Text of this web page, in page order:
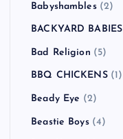
Babyshambles(2)
BACKYARD BABIES
Bad Religion (5)
BBQ CHICKENS(1)
Beady Eye (2)
Beastie Boys(4)